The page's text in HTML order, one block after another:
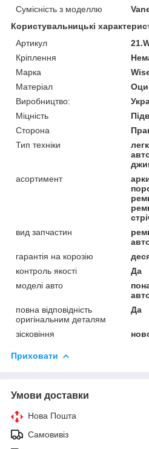
Сумісність з моделлю
Користувальницькі
Артикул
Кріплення
Марка
Матеріал
Виробництво:
Міцність
Сторона
Тип техніки
асортимент
вид запчастин
гарантія на корозію
контроль якості
Да
моделі авто
повна відповідність
оригінальним деталям
Да
зісковіння
Приховати
Умови доставки
Нова Пошта
Самовивіз